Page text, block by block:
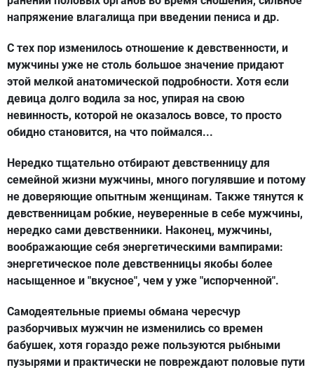
напряжение влагалища при введении пениса и др.
С тех пор изменилось отношение к девственности, и
мужчины уже не столь большое значение придают
этой мелкой анатомической подробности. Хотя если
девица долго водила за нос, упирая на свою
невинность, которой не оказалось вовсе, то просто
обидно становится, на что поймался...
Нередко тщательно отбирают девственницу для
семейной жизни мужчины, много погулявшие и потому
не доверяющие опытным женщинам. Также тянутся к
девственницам робкие, неуверенные в себе мужчины,
нередко сами девственники. Наконец, мужчины,
воображающие себя энергетическими вампирами:
энергетическое поле девственницы якобы более
насыщенное и "вкусное", чем у уже "испорченной".
Самодеятельные приемы обмана чересчур
разборчивых мужчин не изменились со времен
бабушек, хотя гораздо реже пользуются рыбными
пузырями и практически не повреждают половые пути